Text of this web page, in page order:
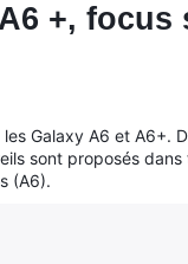
+, focus
Galaxy A6 et A6+.
sont proposés dans
(A6).